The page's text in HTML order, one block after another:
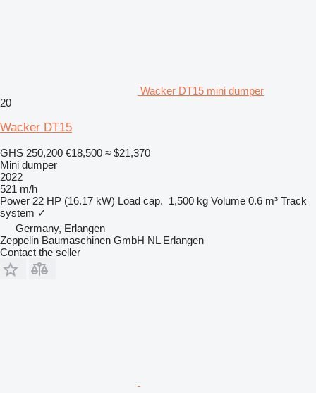
Wacker DT15 mini dumper
20
Wacker DT15
GHS 250,200 €18,500 ≈ $21,370
Mini dumper
2022
521 m/h
Power 22 HP (16.17 kW) Load cap. 1,500 kg Volume 0.6 m³ Track
system ✓
Germany, Erlangen
Zeppelin Baumaschinen GmbH NL Erlangen
Contact the seller